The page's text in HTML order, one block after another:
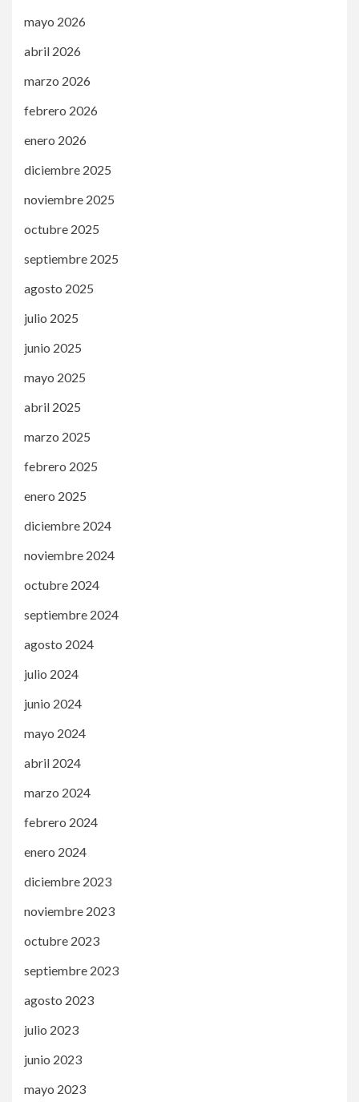
mayo 2026
abril 2026
marzo 2026
febrero 2026
enero 2026
diciembre 2025
noviembre 2025
octubre 2025
septiembre 2025
agosto 2025
julio 2025
junio 2025
mayo 2025
abril 2025
marzo 2025
febrero 2025
enero 2025
diciembre 2024
noviembre 2024
octubre 2024
septiembre 2024
agosto 2024
julio 2024
junio 2024
mayo 2024
abril 2024
marzo 2024
febrero 2024
enero 2024
diciembre 2023
noviembre 2023
octubre 2023
septiembre 2023
agosto 2023
julio 2023
junio 2023
mayo 2023